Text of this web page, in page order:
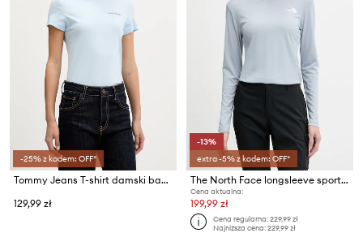
-25% z kodem: OFF*
Tommy Jeans T-shirt damski bawełniany
129,99 zł
-13%
extra -5% z kodem: OFF*
The North Face longsleeve sportowy damski Shadow
Cena aktualna:
199,99 zł
Cena regularna:229,99 zł
Najniższa cena:229,99 zł